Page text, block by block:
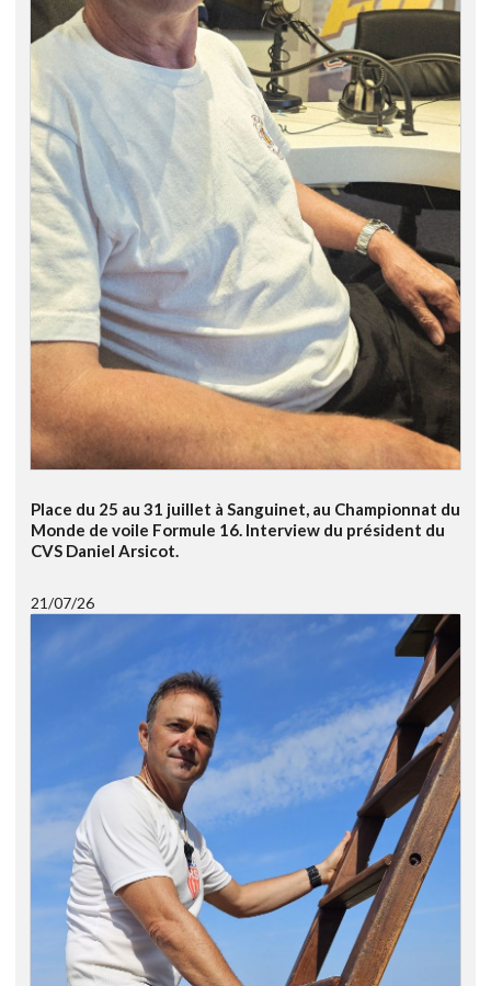
Place du 25 au 31 juillet à Sanguinet, au Championnat du
Monde de voile Formule 16. Interview du président du
CVS Daniel Arsicot.
21/07/26